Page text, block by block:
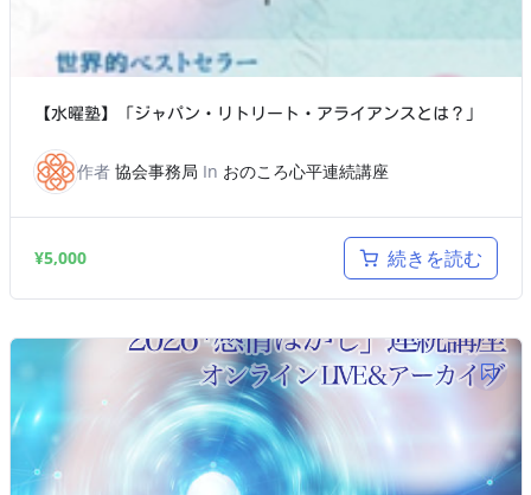
【水曜塾】「ジャパン・リトリート・アライアンスとは？」
作者 協会事務局 In おのころ心平連続講座
¥5,000 続きを読む